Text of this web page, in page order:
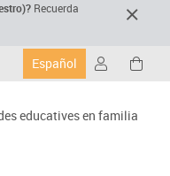
Recuerda
Español
educatives en familia